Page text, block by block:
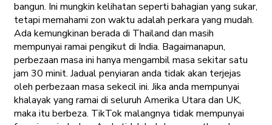
bangun. Ini mungkin kelihatan seperti bahagian yang sukar,
tetapi memahami zon waktu adalah perkara yang mudah.
Ada kemungkinan berada di Thailand dan masih
mempunyai ramai pengikut di India. Bagaimanapun,
perbezaan masa ini hanya mengambil masa sekitar satu
jam 30 minit. Jadual penyiaran anda tidak akan terjejas
oleh perbezaan masa sekecil ini. Jika anda mempunyai
khalayak yang ramai di seluruh Amerika Utara dan UK,
maka itu berbeza. TikTok malangnya tidak mempunyai